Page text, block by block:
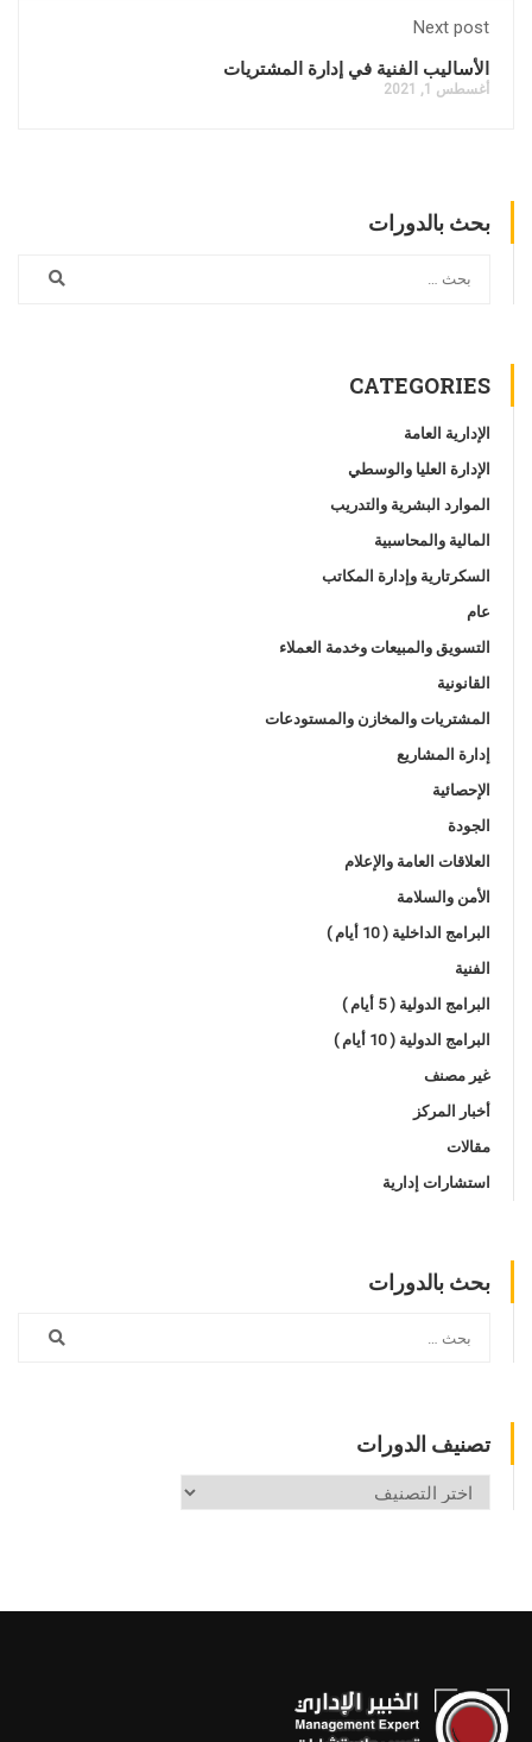
Next post
الأساليب الفنية في إدارة المشتريات
أغسطس 1, 2021
بحث بالدورات
CATEGORIES
الإدارية العامة
الإدارة العليا والوسطي
الموارد البشرية والتدريب
المالية والمحاسبية
السكرتارية وإدارة المكاتب
عام
التسويق والمبيعات وخدمة العملاء
القانونية
المشتريات والمخازن والمستودعات
إدارة المشاريع
الإحصائية
الجودة
العلاقات العامة والإعلام
الأمن والسلامة
البرامج الداخلية ( 10 أيام )
الفنية
البرامج الدولية ( 5 أيام )
البرامج الدولية ( 10 أيام )
غير مصنف
أخبار المركز
مقالات
استشارات إدارية
بحث بالدورات
تصنيف الدورات
تصنيف